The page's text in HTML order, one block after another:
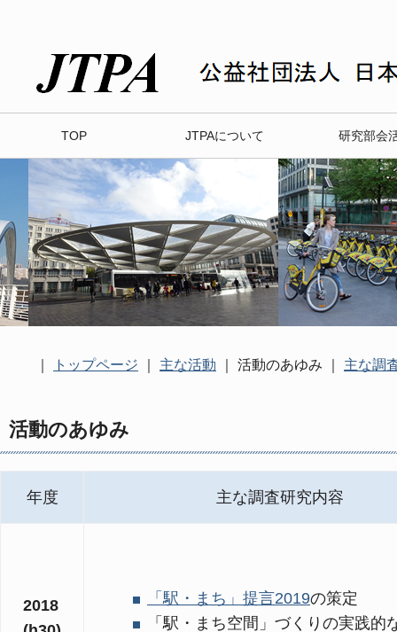
TOP JTPAについて 研究部会
トップページ 主な活動 ｜ 活動のあゆみ ｜ 主な調
活動のあゆみ
年度 主な調査研究内容
2018
「駅・まち」提言2019の策定
「駅・まち空間」づくりの実践的